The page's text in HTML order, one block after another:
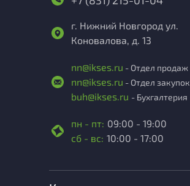
г. Нижний Новгород ул.
Коновалова, д. 13
nn@ikses.ru - Отдел продаж
nn@ikses.ru - Отдел закупок
buh@ikses.ru - Бухгалтерия
пн - пт: 09:00 - 19:00
сб - вс: 10:00 - 17:00